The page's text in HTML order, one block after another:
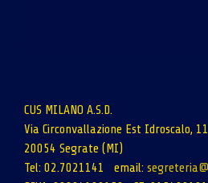
CUS MILANO A.S.D.
Via Circonvallazione Est Idroscalo, 11
20054 Segrate (MI)
Tel: 02.7021141 email: